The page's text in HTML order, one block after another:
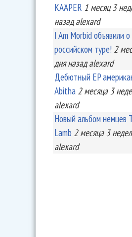
KA'APER 1 месяц 3
назад alexard
I Am Morbid объявили о
российском туре! 2
дняназад alexard
Дебютный EP
Abitha 2 месяца 3
alexard
Новый альбом немцев
Lamb 2 месяца 3
alexard